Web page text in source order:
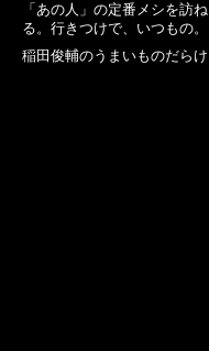
「あの人」の定番メシを訪ね
る。行きつけで、いつもの。
稲田俊輔のうまいものだらけ